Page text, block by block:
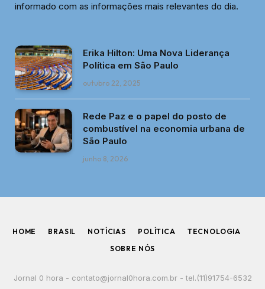
informado com as informações mais relevantes do dia.
Erika Hilton: Uma Nova Liderança
Política em São Paulo
outubro 22, 2025
Rede Paz e o papel do posto de
combustível na economia urbana de
São Paulo
junho 8, 2026
HOME BRASIL NOTÍCIAS POLÍTICA
TECNOLOGIA
SOBRE NÓS
Jornal 0 hora - contato@jornal0hora.com.br- tel.(11)91754-6532